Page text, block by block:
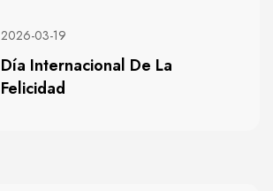
2026-03-19
Día Internacional De La
Felicidad